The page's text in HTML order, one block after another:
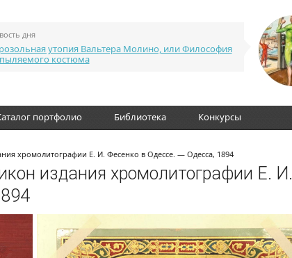
дня
утопия Вальтера Молино, или Философия
костюма
портфолио Библиотека Конкурсы
хромолитографии Е. И. Фесенко в Одессе. — Одесса, 1894
издания хромолитографии Е. И.